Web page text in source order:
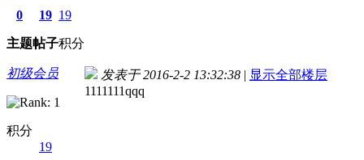
0
主题
19
帖子
19
积分
初级会员
积分
19
发表于 2016-2-2 13:32:38 | 显示全部楼层
1111111qqq